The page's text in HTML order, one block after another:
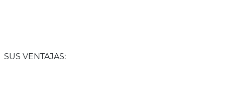
SUS VENTAJAS: